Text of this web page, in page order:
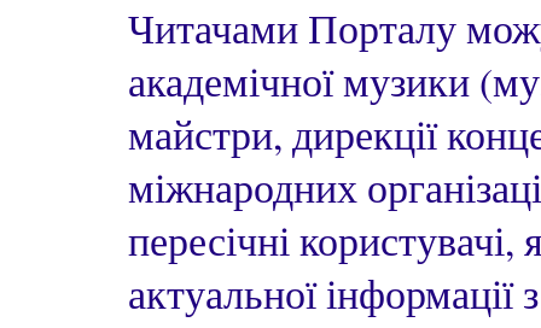
Читачами Порталу
академічної музики
майстри, дирекції
міжнародних
пересічні
актуальної